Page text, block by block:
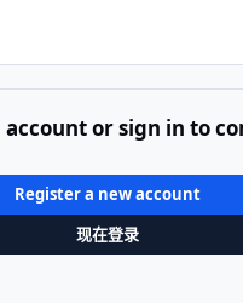
account or sign in to
Register a new account
现在登录